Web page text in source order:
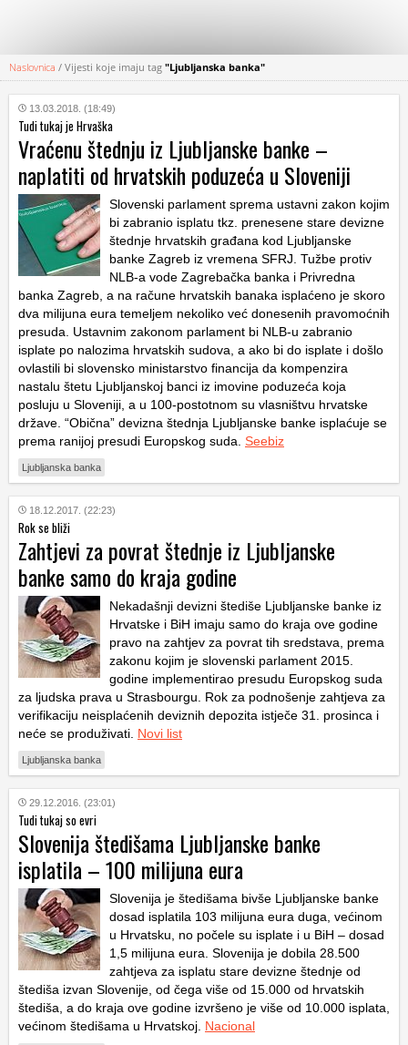
KATEGORIJE
HRVATSKI
WEB
Naslovnica / Vijesti koje imaju tag "Ljubljanska banka"
13.03.2018. (18:49)
Tudi tukaj je Hrvaška
Vraćenu štednju iz Ljubljanske banke –
naplatiti od hrvatskih poduzeća u Sloveniji
Slovenski parlament sprema ustavni zakon kojim
bi zabranio isplatu tkz. prenesene stare devizne
štednje hrvatskih građana kod Ljubljanske
banke Zagreb iz vremena SFRJ. Tužbe protiv
NLB-a vode Zagrebačka banka i Privredna
banka Zagreb, a na račune hrvatskih banaka isplaćeno je skoro
dva milijuna eura temeljem nekoliko već donesenih pravomoćnih
presuda. Ustavnim zakonom parlament bi NLB-u zabranio
isplate po nalozima hrvatskih sudova, a ako bi do isplate i došlo
ovlastili bi slovensko ministarstvo financija da kompenzira
nastalu štetu Ljubljanskoj banci iz imovine poduzeća koja
posluju u Sloveniji, a u 100-postotnom su vlasništvu hrvatske
države. “Obična” devizna štednja Ljubljanske banke isplaćuje se
prema ranijoj presudi Europskog suda. Seebiz
Ljubljanska banka
18.12.2017. (22:23)
Rok se bliži
Zahtjevi za povrat štednje iz Ljubljanske
banke samo do kraja godine
Nekadašnji devizni štediše Ljubljanske banke iz
Hrvatske i BiH imaju samo do kraja ove godine
pravo na zahtjev za povrat tih sredstava, prema
zakonu kojim je slovenski parlament 2015.
godine implementirao presudu Europskog suda
za ljudska prava u Strasbourgu. Rok za podnošenje zahtjeva za
verifikaciju neisplaćenih deviznih depozita istječe 31. prosinca i
neće se produživati. Novi list
Ljubljanska banka
29.12.2016. (23:01)
Tudi tukaj so evri
Slovenija štedišama Ljubljanske banke
isplatila – 100 milijuna eura
Slovenija je štedišama bivše Ljubljanske banke
dosad isplatila 103 milijuna eura duga, većinom
u Hrvatsku, no počele su isplate i u BiH – dosad
1,5 milijuna eura. Slovenija je dobila 28.500
zahtjeva za isplatu stare devizne štednje od
štediša izvan Slovenije, od čega više od 15.000 od hrvatskih
štediša, a do kraja ove godine izvršeno je više od 10.000 isplata,
većinom štedišama u Hrvatskoj. Nacional